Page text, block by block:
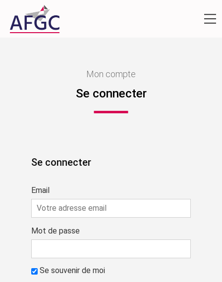
Mon compte
Se connecter
Se connecter
Email
Mot de passe
Se souvenir de moi